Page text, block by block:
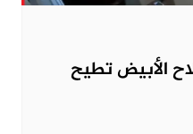
الأبيض تطيح